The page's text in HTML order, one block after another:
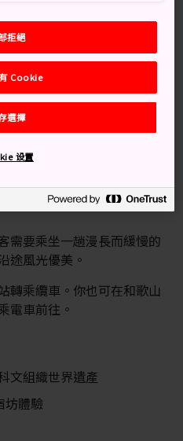
坊
真言宗佛教的冥想
需要乘坐一趟漫長而緩慢的
途風光優美。
轉乘纜車。你也可在和歌山
電車前往。
文組織世界遺產
坊體驗
拒絕
Cookie
選擇
设置